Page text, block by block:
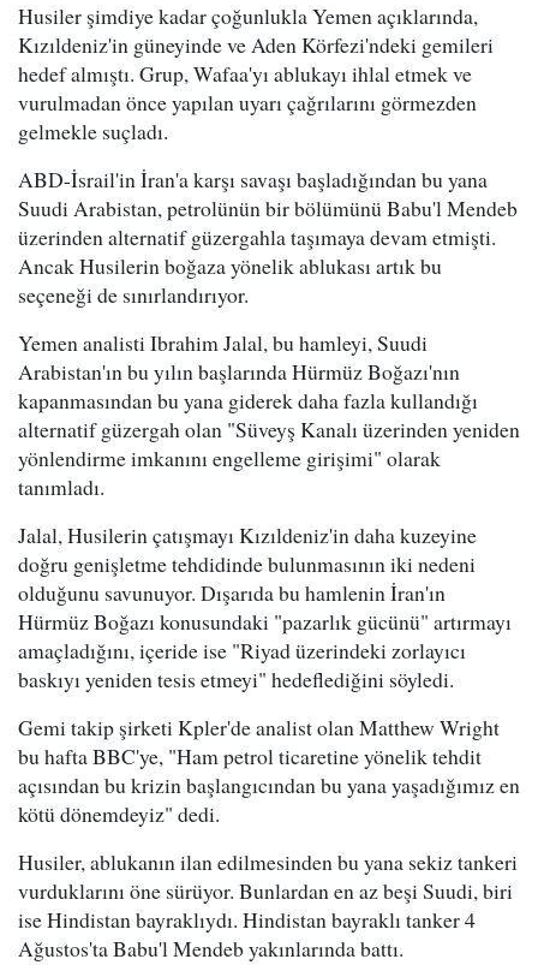
Husiler şimdiye kadar çoğunlukla Yemen açıklarında,
Kızıldeniz'in güneyinde ve Aden Körfezi'ndeki gemileri
hedef almıştı. Grup, Wafaa'yı ablukayı ihlal etmek ve
vurulmadan önce yapılan uyarı çağrılarını görmezden
gelmekle suçladı.
ABD-İsrail'in İran'a karşı savaşı başladığından bu yana
Suudi Arabistan, petrolünün bir bölümünü Babu'l Mendeb
üzerinden alternatif güzergahla taşımaya devam etmişti.
Ancak Husilerin boğaza yönelik ablukası artık bu
seçeneği de sınırlandırıyor.
Yemen analisti Ibrahim Jalal, bu hamleyi, Suudi
Arabistan'ın bu yılın başlarında Hürmüz Boğazı'nın
kapanmasından bu yana giderek daha fazla kullandığı
alternatif güzergah olan "Süveyş Kanalı üzerinden yeniden
yönlendirme imkanını engelleme girişimi" olarak
tanımladı.
Jalal, Husilerin çatışmayı Kızıldeniz'in daha kuzeyine
doğru genişletme tehdidinde bulunmasının iki nedeni
olduğunu savunuyor. Dışarıda bu hamlenin İran'ın
Hürmüz Boğazı konusundaki "pazarlık gücünü" artırmayı
amaçladığını, içeride ise "Riyad üzerindeki zorlayıcı
baskıyı yeniden tesis etmeyi" hedeflediğini söyledi.
Gemi takip şirketi Kpler'de analist olan Matthew Wright
bu hafta BBC'ye, "Ham petrol ticaretine yönelik tehdit
açısından bu krizin başlangıcından bu yana yaşadığımız en
kötü dönemdeyiz" dedi.
Husiler, ablukanın ilan edilmesinden bu yana sekiz tankeri
vurduklarını öne sürüyor. Bunlardan en az beşi Suudi, biri
ise Hindistan bayraklıydı. Hindistan bayraklı tanker 4
Ağustos'ta Babu'l Mendeb yakınlarında battı.